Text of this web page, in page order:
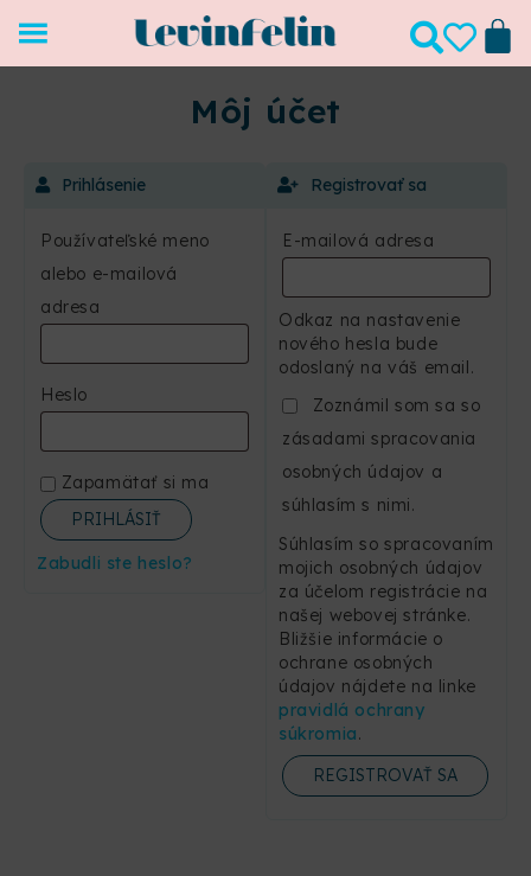
Môj účet
Prihlásenie
Používateľské meno
alebo e-mailová
adresa
Heslo
Zapamätať si ma
PRIHLÁSIŤ
Zabudli ste heslo?
Registrovať sa
E-mailová adresa
Odkaz na nastavenie
nového hesla bude
odoslaný na váš email.
Zoznámil som sa so
zásadami spracovania
osobných údajov a
súhlasím s nimi.
Súhlasím so spracovaním
mojich osobných údajov
za účelom registrácie na
našej webovej stránke.
Bližšie informácie o
ochrane osobných
údajov nájdete na linke
pravidlá ochrany
súkromia.
REGISTROVAŤ SA